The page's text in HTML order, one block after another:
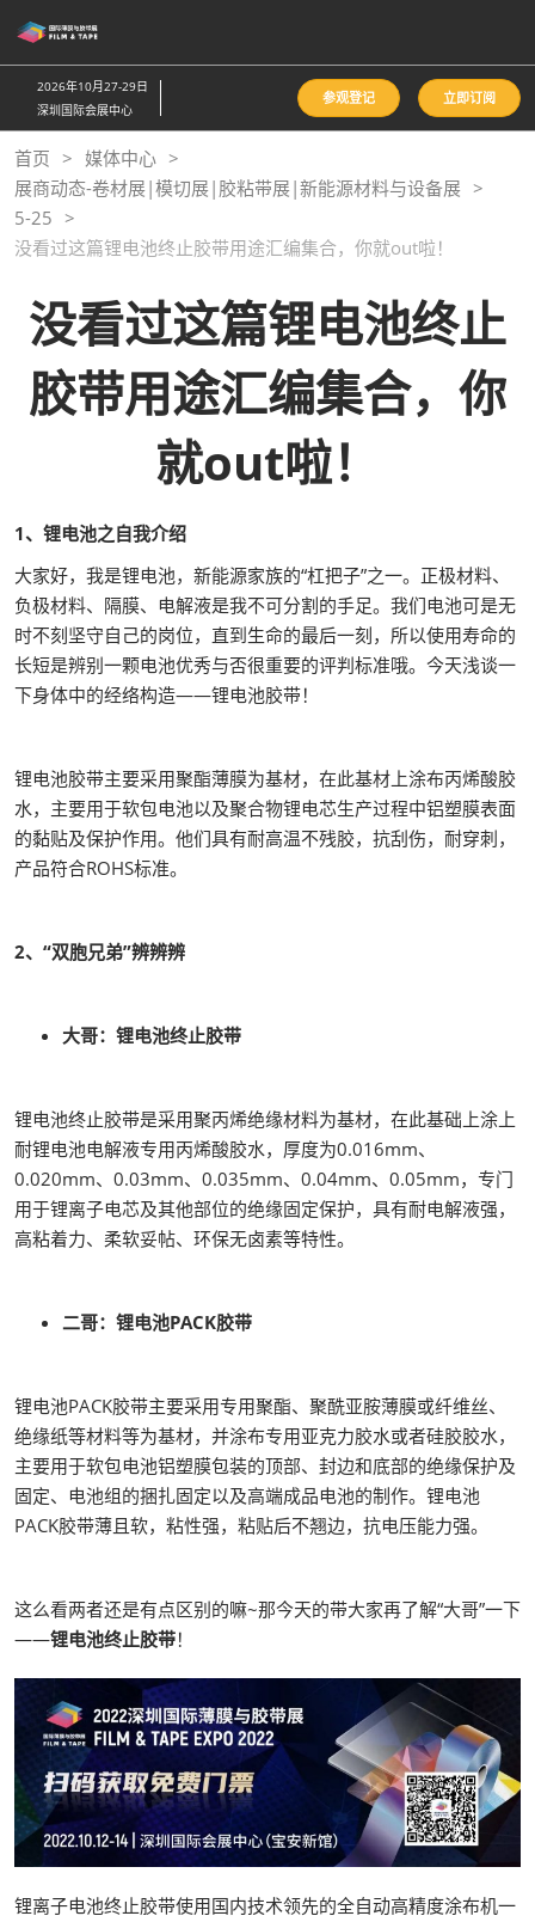
接
跳
至
内
容
2026年10月27-29日
深圳国际会展中心
参观登记 立即订阅
首页
媒体中心
展商动态-卷材展|模切展|胶粘带展|新能源材料与设备展
5-25
没看过这篇锂电池终止胶带用途汇编集合，你就out啦！
没看过这篇锂电池终止
胶带用途汇编集合，你
就out啦！
1、锂电池之自我介绍
大家好，我是锂电池，新能源家族的“杠把子”之一。正极材料、
负极材料、隔膜、电解液是我不可分割的手足。我们电池可是无
时不刻坚守自己的岗位，直到生命的最后一刻，所以使用寿命的
长短是辨别一颗电池优秀与否很重要的评判标准哦。今天浅谈一
下身体中的经络构造——锂电池胶带！
锂电池胶带主要采用聚酯薄膜为基材，在此基材上涂布丙烯酸胶
水，主要用于软包电池以及聚合物锂电芯生产过程中铝塑膜表面
的黏贴及保护作用。他们具有耐高温不残胶，抗刮伤，耐穿刺，
产品符合ROHS标准。
2、“双胞兄弟”辨辨辨
大哥：锂电池终止胶带
锂电池终止胶带是采用聚丙烯绝缘材料为基材，在此基础上涂上
耐锂电池电解液专用丙烯酸胶水，厚度为0.016mm、
0.020mm、0.03mm、0.035mm、0.04mm、0.05mm，专门
用于锂离子电芯及其他部位的绝缘固定保护，具有耐电解液强，
高粘着力、柔软妥帖、环保无卤素等特性。
二哥：锂电池PACK胶带
锂电池PACK胶带主要采用专用聚酯、聚酰亚胺薄膜或纤维丝、
绝缘纸等材料等为基材，并涂布专用亚克力胶水或者硅胶胶水，
主要用于软包电池铝塑膜包装的顶部、封边和底部的绝缘保护及
固定、电池组的捆扎固定以及高端成品电池的制作。锂电池
PACK胶带薄且软，粘性强，粘贴后不翘边，抗电压能力强。
这么看两者还是有点区别的嘛~那今天的带大家再了解“大哥”一下
——锂电池终止胶带！
锂离子电池终止胶带使用国内技术领先的全自动高精度涂布机一